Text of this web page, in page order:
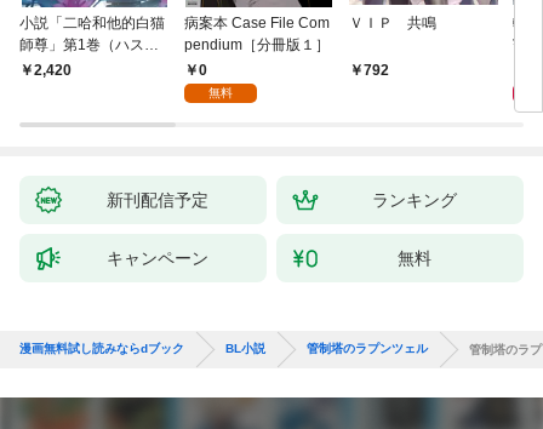
小説「二哈和他的白猫
師尊」第1巻（ハスキ
ーとかれのしろねこし
2,420
病案本 Case File Com
pendium［分冊版１］
0
無料
ＶＩＰ 共鳴
792
転
寵
新刊配信予定 ランキング
キャンペーン 無料
漫画無料試し読みならdブック BL小説 管制塔のラプンツェル 管制塔のラ